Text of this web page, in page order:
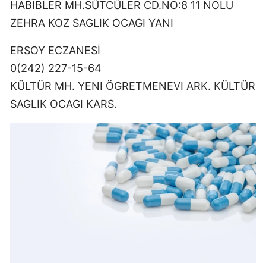
HABIBLER MH.SÜTCÜLER CD.NO:8 11 NOLU
ZEHRA KOZ SAGLIK OCAGI YANI
ERSOY ECZANESİ
0(242) 227-15-64
KÜLTÜR MH. YENI ÖGRETMENEVI ARK. KÜLTÜR
SAGLIK OCAGI KARS.